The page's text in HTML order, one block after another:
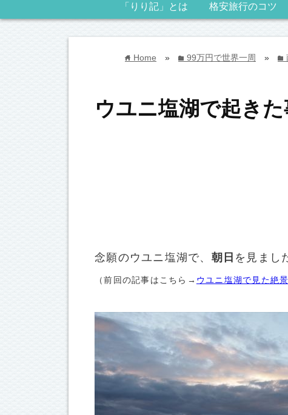
「りり記」とは 格安旅行のコツ
home Home » folder 99万円で世界一周 » folder
ウユニ塩湖で起き
念願のウユニ塩湖で、 朝日 を見まし
（前回の記事はこちら→ ウユニ塩湖で見た絶